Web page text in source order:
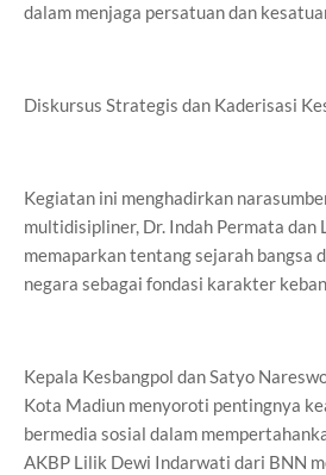
dalam menjaga persatuan dan
Diskursus Strategis dan Kaderisasi
Kegiatan ini menghadirkan
multidisipliner, Dr. Indah Permata dan
memaparkan tentang sejarah bangsa
negara sebagai fondasi karakter
Kepala Kesbangpol dan Satyo
Kota Madiun menyoroti pentingnya
bermedia sosial dalam
AKBP Lilik Dewi Indarwati dari BNN